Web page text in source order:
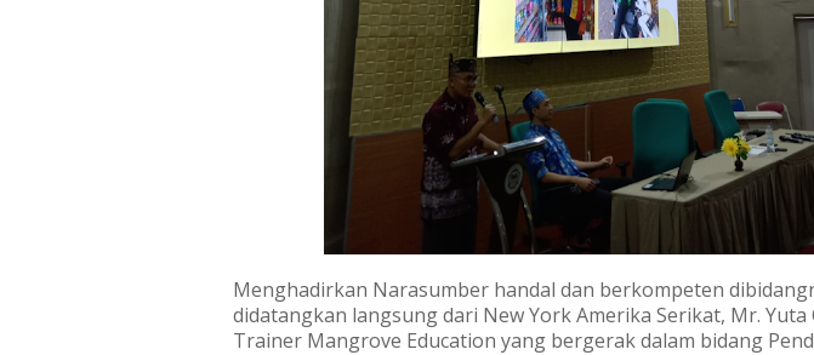
Menghadirkan Narasumber handal dan berkompeten
didatangkan langsung dari New York Amerika Serikat, Mr. Yuta
Trainer Mangrove Education yang bergerak dalam bidang